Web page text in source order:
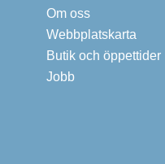
Om oss
Webbplatskarta
Butik och öppettider
Jobb